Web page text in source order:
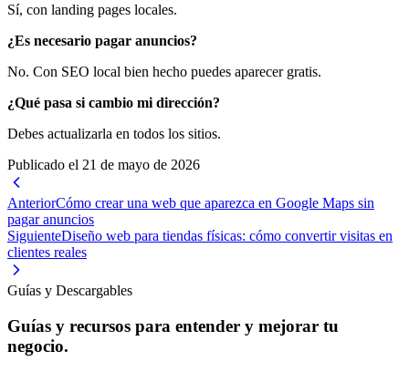
Sí, con landing pages locales.
¿Es necesario pagar anuncios?
No. Con SEO local bien hecho puedes aparecer gratis.
¿Qué pasa si cambio mi dirección?
Debes actualizarla en todos los sitios.
Publicado el 21 de mayo de 2026
AnteriorCómo crear una web que aparezca en Google Maps sin
pagar anuncios
SiguienteDiseño web para tiendas físicas: cómo convertir visitas en
clientes reales
Guías y Descargables
Guías y recursos para entender y mejorar tu
negocio.